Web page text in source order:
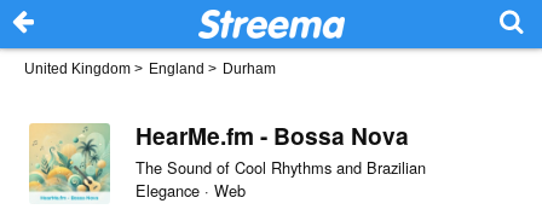
United Kingdom > England > Durham
HearMe.fm - Bossa Nova
The Sound of Cool Rhythms and Brazilian
Elegance · Web